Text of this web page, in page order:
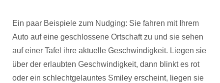
Ein paar Beispiele zum Nudging: Sie fahren mit Ihrem
Auto auf eine geschlossene Ortschaft zu und sie sehen
auf einer Tafel ihre aktuelle Geschwindigkeit. Liegen sie
über der erlaubten Geschwindigkeit, dann blinkt es rot
oder ein schlechtgelauntes Smiley erscheint, liegen sie